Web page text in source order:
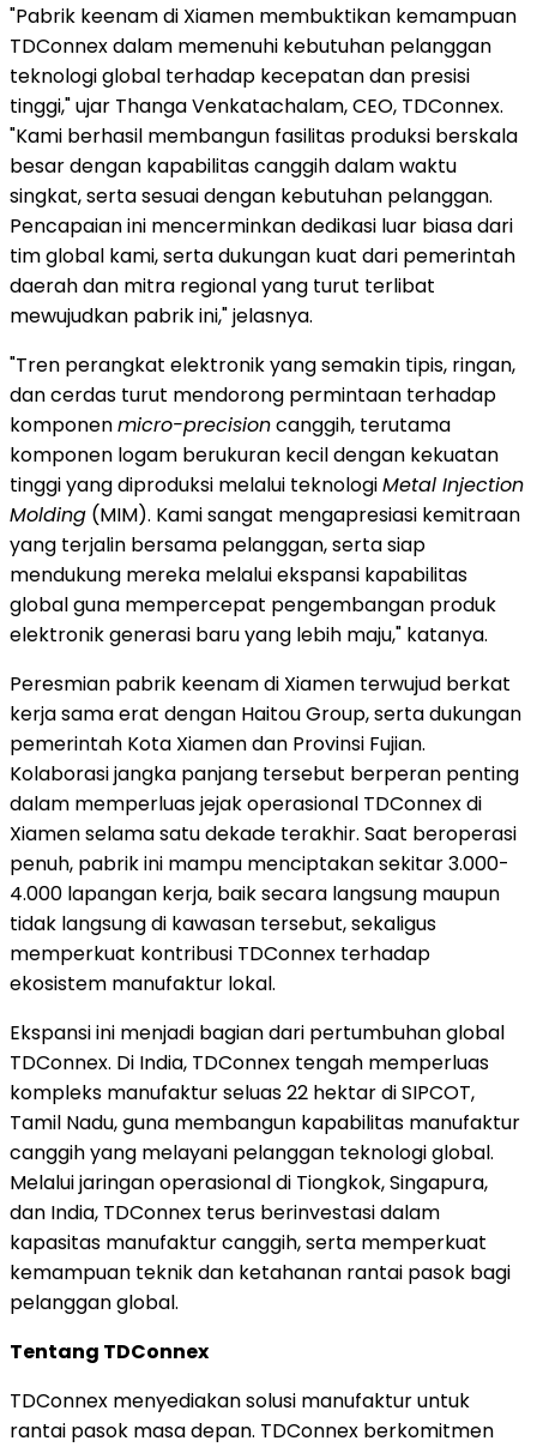
"Pabrik keenam di Xiamen membuktikan kemampuan
TDConnex dalam memenuhi kebutuhan pelanggan
teknologi global terhadap kecepatan dan presisi
tinggi," ujar Thanga Venkatachalam, CEO, TDConnex.
"Kami berhasil membangun fasilitas produksi berskala
besar dengan kapabilitas canggih dalam waktu
singkat, serta sesuai dengan kebutuhan pelanggan.
Pencapaian ini mencerminkan dedikasi luar biasa dari
tim global kami, serta dukungan kuat dari pemerintah
daerah dan mitra regional yang turut terlibat
mewujudkan pabrik ini," jelasnya.
"Tren perangkat elektronik yang semakin tipis, ringan,
dan cerdas turut mendorong permintaan terhadap
komponenmicro-precisioncanggih, terutama
komponen logam berukuran kecil dengan kekuatan
tinggi yang diproduksi melalui teknologiMetal Injection
Molding (MIM). Kami sangat mengapresiasi kemitraan
yang terjalin bersama pelanggan, serta siap
mendukung mereka melalui ekspansi kapabilitas
global guna mempercepat pengembangan produk
elektronik generasi baru yang lebih maju," katanya.
Peresmian pabrik keenam di Xiamen terwujud berkat
kerja sama erat dengan Haitou Group, serta dukungan
pemerintah Kota Xiamen dan Provinsi Fujian.
Kolaborasi jangka panjang tersebut berperan penting
dalam memperluas jejak operasional TDConnex di
Xiamen selama satu dekade terakhir. Saat beroperasi
penuh, pabrik ini mampu menciptakan sekitar 3.000-
4.000 lapangan kerja, baik secara langsung maupun
tidak langsung di kawasan tersebut, sekaligus
memperkuat kontribusi TDConnex terhadap
ekosistem manufaktur lokal.
Ekspansi ini menjadi bagian dari pertumbuhan global
TDConnex. Di India, TDConnex tengah memperluas
kompleks manufaktur seluas 22 hektar di SIPCOT,
Tamil Nadu, guna membangun kapabilitas manufaktur
canggih yang melayani pelanggan teknologi global.
Melalui jaringan operasional di Tiongkok, Singapura,
dan India, TDConnex terus berinvestasi dalam
kapasitas manufaktur canggih, serta memperkuat
kemampuan teknik dan ketahanan rantai pasok bagi
pelanggan global.
Tentang TDConnex
TDConnex menyediakan solusi manufaktur untuk
rantai pasok masa depan. TDConnex berkomitmen